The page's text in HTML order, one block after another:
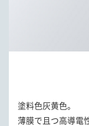
塗料色灰黄色。
薄膜で且つ高導電